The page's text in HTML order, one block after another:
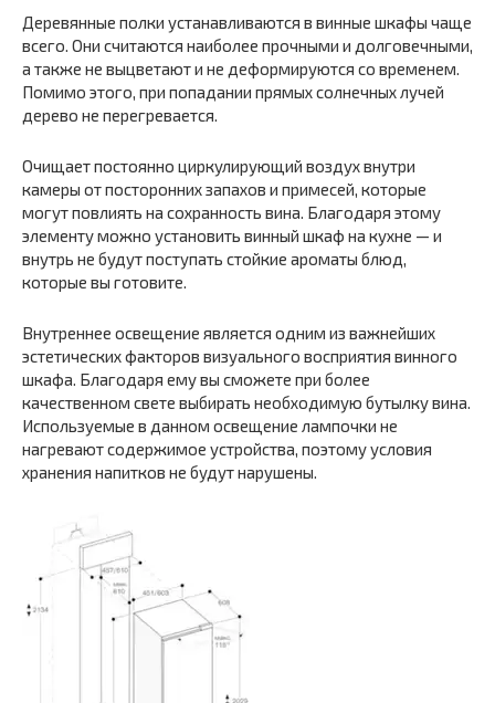
Деревянные полки устанавливаются в винные шкафы чаще
всего. Они считаются наиболее прочными и долговечными,
а также не выцветают и не деформируются со временем.
Помимо этого, при попадании прямых солнечных лучей
дерево не перегревается.
Очищает постоянно циркулирующий воздух внутри
камеры от посторонних запахов и примесей, которые
могут повлиять на сохранность вина. Благодаря этому
элементу можно установить винный шкаф на кухне — и
внутрь не будут поступать стойкие ароматы блюд,
которые вы готовите.
Внутреннее освещение является одним из важнейших
эстетических факторов визуального восприятия винного
шкафа. Благодаря ему вы сможете при более
качественном свете выбирать необходимую бутылку вина.
Используемые в данном освещение лампочки не
нагревают содержимое устройства, поэтому условия
хранения напитков не будут нарушены.